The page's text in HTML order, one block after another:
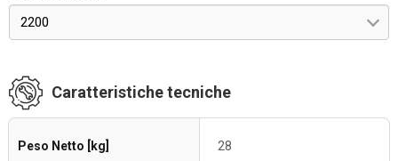
2200
Caratteristiche tecniche
Peso Netto [kg] 28